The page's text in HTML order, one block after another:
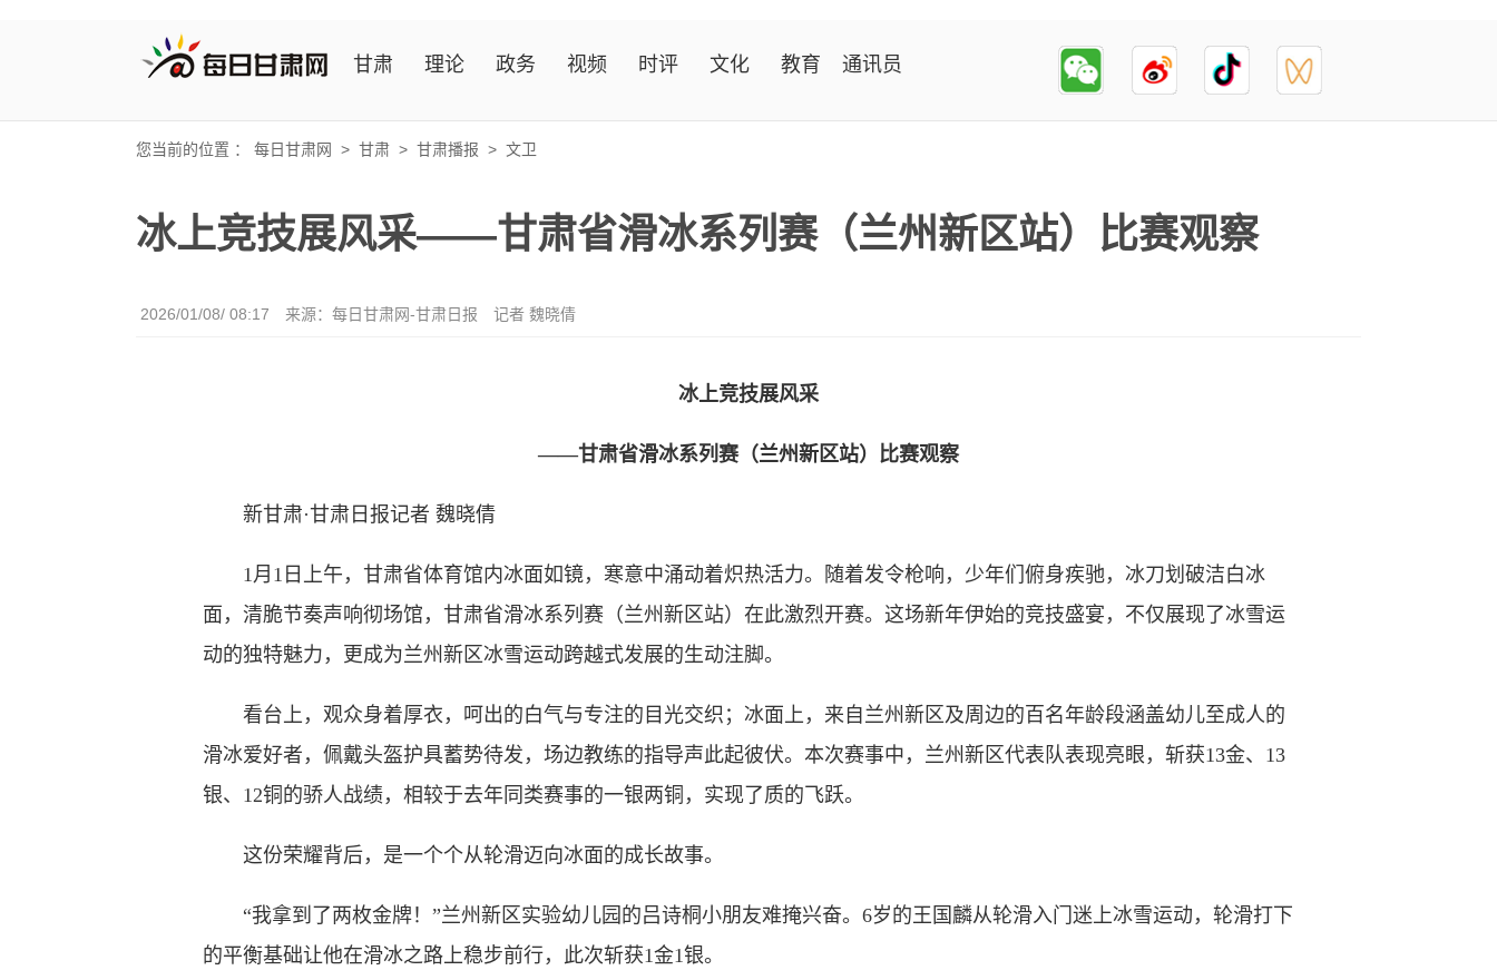
甘肃 理论 政务 视频 时评 文化 教育 通讯员
您当前的位置 ： 每日甘肃网 > 甘肃 > 甘肃播报 > 文卫
冰上竞技展风采——甘肃省滑冰系列赛（兰州新区站）比赛观察
2026/01/08/ 08:17 来源：每日甘肃网-甘肃日报 记者 魏晓倩
冰上竞技展风采
——甘肃省滑冰系列赛（兰州新区站）比赛观察
新甘肃·甘肃日报记者 魏晓倩
1月1日上午，甘肃省体育馆内冰面如镜，寒意中涌动着炽热活力。随着发令枪响，少年们俯身疾驰，冰刀划破洁白冰
面，清脆节奏声响彻场馆，甘肃省滑冰系列赛（兰州新区站）在此激烈开赛。这场新年伊始的竞技盛宴，不仅展现了冰雪运
动的独特魅力，更成为兰州新区冰雪运动跨越式发展的生动注脚。
看台上，观众身着厚衣，呵出的白气与专注的目光交织；冰面上，来自兰州新区及周边的百名年龄段涵盖幼儿至成人的
滑冰爱好者，佩戴头盔护具蓄势待发，场边教练的指导声此起彼伏。本次赛事中，兰州新区代表队表现亮眼，斩获13金、13
银、12铜的骄人战绩，相较于去年同类赛事的一银两铜，实现了质的飞跃。
这份荣耀背后，是一个个从轮滑迈向冰面的成长故事。
“我拿到了两枚金牌！”兰州新区实验幼儿园的吕诗桐小朋友难掩兴奋。6岁的王国麟从轮滑入门迷上冰雪运动，轮滑打下
的平衡基础让他在滑冰之路上稳步前行，此次斩获1金1银。